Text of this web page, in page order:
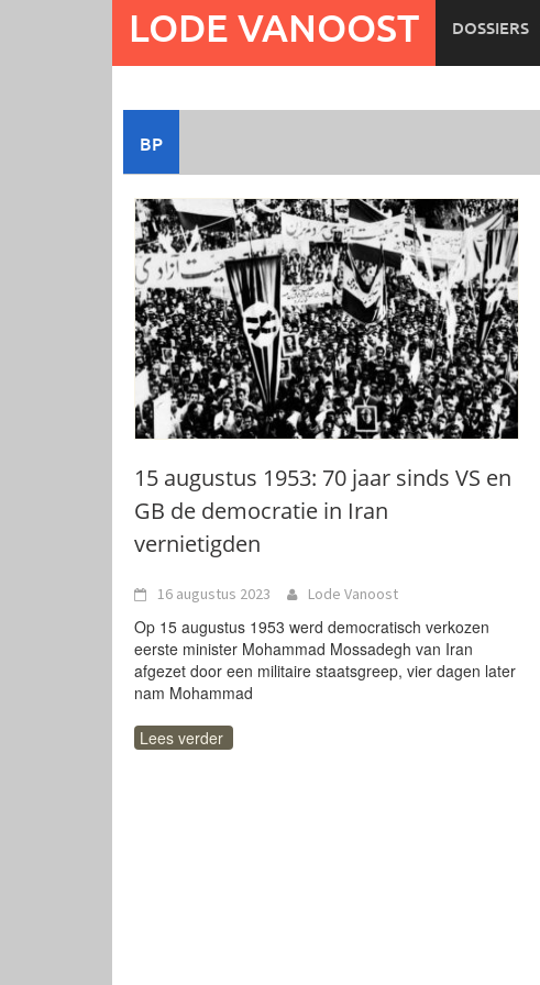
LODE VANOOST DOSSIERS
BP
15 augustus 1953: 70 jaar sinds VS en
GB de democratie in Iran
vernietigden
16 augustus 2023 Lode Vanoost
Op 15 augustus 1953 werd democratisch verkozen
eerste minister Mohammad Mossadegh van Iran
afgezet door een militaire staatsgreep, vier dagen later
nam Mohammad
Lees verder